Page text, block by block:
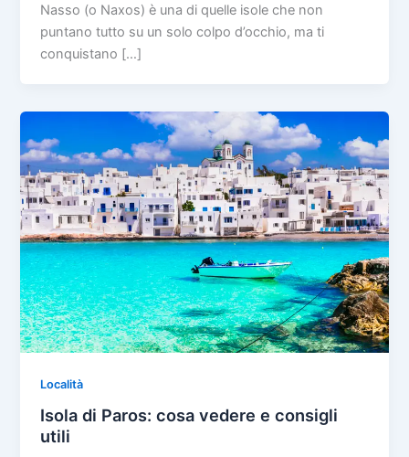
Nasso (o Naxos) è una di quelle isole che non
puntano tutto su un solo colpo d’occhio, ma ti
conquistano […]
Località
Isola di Paros: cosa vedere e consigli
utili